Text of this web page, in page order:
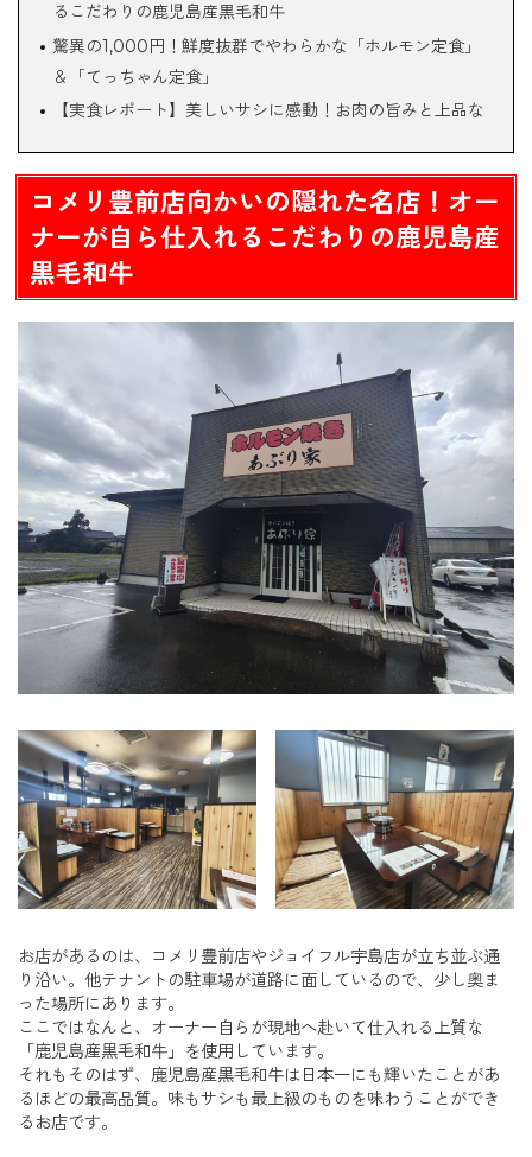
るこだわりの鹿児島産黒毛和牛
驚異の1,000円！鮮度抜群でやわらかな「ホルモン定食」
＆「てっちゃん定食」
【実食レポート】美しいサシに感動！お肉の旨みと上品な
ランチ限定でご飯おかわり自由！「お腹いっぱいにしてほ
しい」親子の温かい想い
コメリ豊前店向かいの隠れた名店！オー
ナーが自ら仕入れるこだわりの鹿児島産
黒毛和牛
お店があるのは、コメリ豊前店やジョイフル宇島店が立ち並ぶ通
り沿い。他テナントの駐車場が道路に面しているので、少し奥ま
った場所にあります。
ここではなんと、オーナー自らが現地へ赴いて仕入れる上質な
「鹿児島産黒毛和牛」を使用しています。
それもそのはず、鹿児島産黒毛和牛は日本一にも輝いたことがあ
るほどの最高品質。味もサシも最上級のものを味わうことができ
るお店です。